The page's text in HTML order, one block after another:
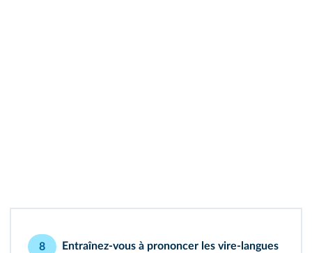
8 Entraînez-vous à prononcer les vire-langues